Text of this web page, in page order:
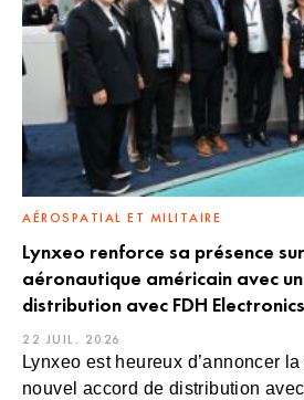
AÉROSPATIAL ET MILITAIRE
Lynxeo renforce sa présence
aéronautique américain avec
distribution avec FDH Electronics
22 JUIL. 2026
Lynxeo est heureux d’annoncer
nouvel accord de distribution